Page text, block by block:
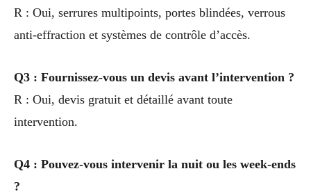
R : Oui, serrures multipoints, portes blindées, verrous
anti-effraction et systèmes de contrôle d’accès.
Q3 : Fournissez-vous un devis avant l’intervention ?
R : Oui, devis gratuit et détaillé avant toute
intervention.
Q4 : Pouvez-vous intervenir la nuit ou les week-ends
?